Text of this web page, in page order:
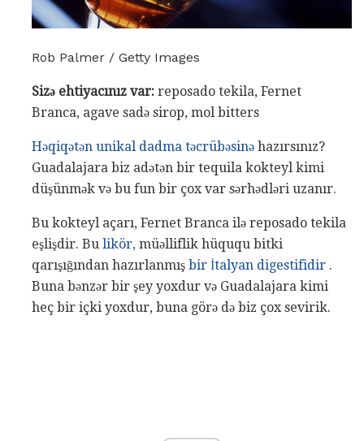
Rob Palmer / Getty Images
Sizə ehtiyacınız var: reposado tekila, Fernet
Branca, agave sadə sirop, mol bitters
Həqiqətən unikal dadma təcrübəsinə hazırsınız?
Guadalajara biz adətən bir tequila kokteyl kimi
düşünmək və bu fun bir çox var sərhədləri uzanır.
Bu kokteyl açarı, Fernet Branca ilə reposado tekila
eşlişdir. Bu likör, müəlliflik hüququ bitki
qarışığından hazırlanmış bir İtalyan digestifidir .
Buna bənzər bir şey yoxdur və Guadalajara kimi
heç bir içki yoxdur, buna görə də biz çox sevirik.